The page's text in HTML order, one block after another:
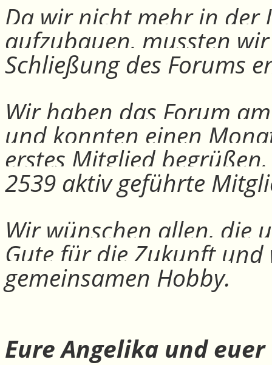
Da wir nicht mehr in der
aufzubauen, mussten
Schließung des Forums
Wir haben das Forum
und konnten einen
erstes Mitglied
2539 aktiv geführte
Wir wünschen allen, die
Gute für die Zukunft
gemeinsamen Hobby.
Eure Angelika und